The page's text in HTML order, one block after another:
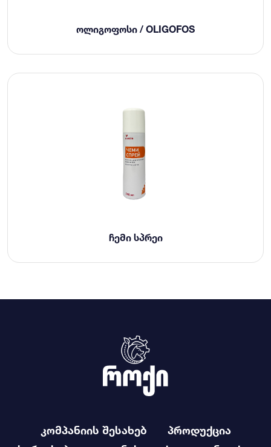
ᲝᲚᲘᲒᲝᲤᲝᲡᲘ / OLIGOFOS
ᲩᲔᲛᲘ ᲡᲞᲠᲔᲘ
კომპანიის შესახებ
პროდუქცია